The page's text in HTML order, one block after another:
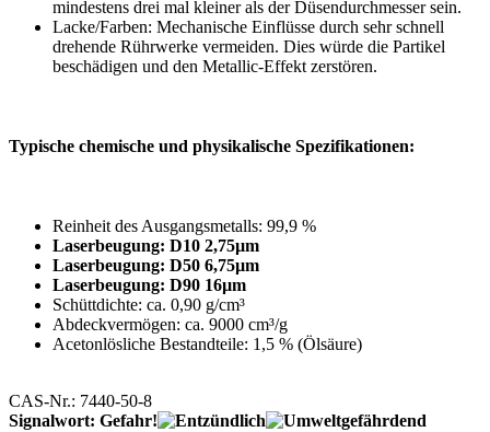
mindestens drei mal kleiner als der Düsendurchmesser sein.
Lacke/Farben: Mechanische Einflüsse durch sehr schnell
drehende Rührwerke vermeiden. Dies würde die Partikel
beschädigen und den Metallic-Effekt zerstören.
Typische chemische und physikalische Spezifikationen:
Reinheit des Ausgangsmetalls: 99,9 %
Laserbeugung: D10 2,75µm
Laserbeugung: D50 6,75µm
Laserbeugung: D90 16µm
Schüttdichte: ca. 0,90 g/cm³
Abdeckvermögen: ca. 9000 cm³/g
Acetonlösliche Bestandteile: 1,5 % (Ölsäure)
CAS-Nr.: 7440-50-8
Signalwort: Gefahr!